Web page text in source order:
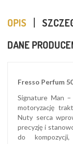
OPIS
DANE
Fresso Perfum
Signature Man
motoryzację
Nuty serca
precyzję i
do